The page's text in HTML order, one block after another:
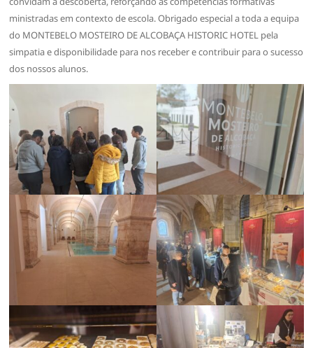
ministradas em contexto de escola. Obrigado especial a toda a equipa
do MONTEBELO MOSTEIRO DE ALCOBAÇA HISTORIC HOTEL pela
simpatia e disponibilidade para nos receber e contribuir para o sucesso
dos nossos alunos.